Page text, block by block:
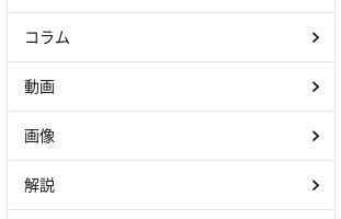
コラム
動画
画像
解説